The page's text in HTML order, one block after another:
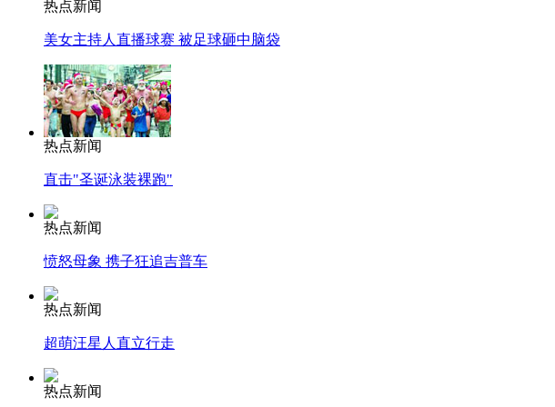
热点新闻
美女主持人直播球赛 被足球砸中脑袋
热点新闻
直击"圣诞泳装裸跑"
热点新闻
愤怒母象 携子狂追吉普车
热点新闻
超萌汪星人直立行走
热点新闻